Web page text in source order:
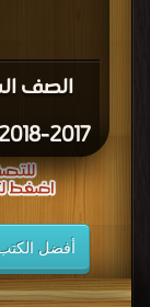
الصف
2017-2018, ورقة عمل عملية التصميم PDF
أفضل